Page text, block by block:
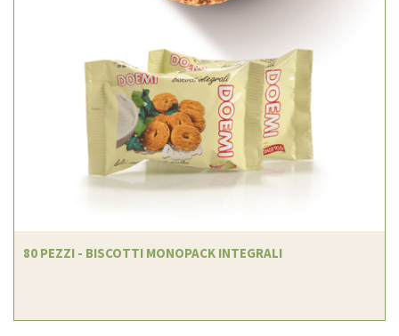
80 PEZZI - BISCOTTI MONOPACK INTEGRALI